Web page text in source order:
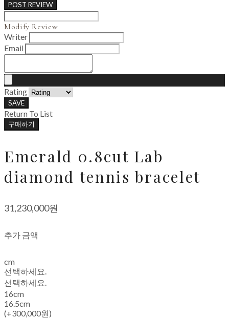
POST REVIEW
Modify Review
Writer
Email
Rating
SAVE
Return To List
구매하기
Emerald 0.8cut Lab
diamond tennis bracelet
31,230,000원
추가 금액
cm
선택하세요.
선택하세요.
16cm
16.5cm
(+300,000원)